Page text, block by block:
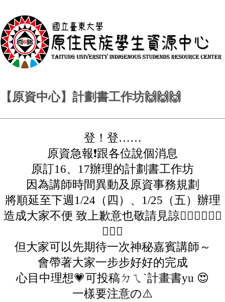
【原資中心】計劃書工作坊🙌🙌🙌
登！登……
原資急報❗️跟各位說個消息
原訂16、17辦理的計劃書工作坊
因為講師時間異動及原資事務規劃
將順延至下週1/24（四）、1/25（五）辦理
造成大家不便 致上歉意也敬請見諒🙇🏽‍♀️🙇🏽‍♀️
🙇🏽‍♀️
但大家可以先期待一次神秘嘉賓講師～
會帶著大家一步步好好的完成
心目中理想💗可投稿ㄉㄟˋ計畫書yu 😍
一樣要注意の⚠️